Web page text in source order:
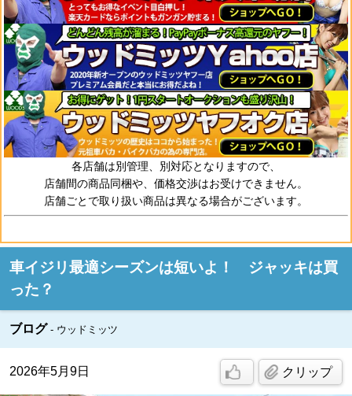
各店舗は別管理、別対応となりますので、
店舗間の商品同梱や、価格交渉はお受けできません。
店舗ごとで取り扱い商品は異なる場合がございます。
車イジリ最適シーズンは短いよ！ ジャッキは買
った？
ブログ ウッドミッツ
2026年5月9日 クリップ